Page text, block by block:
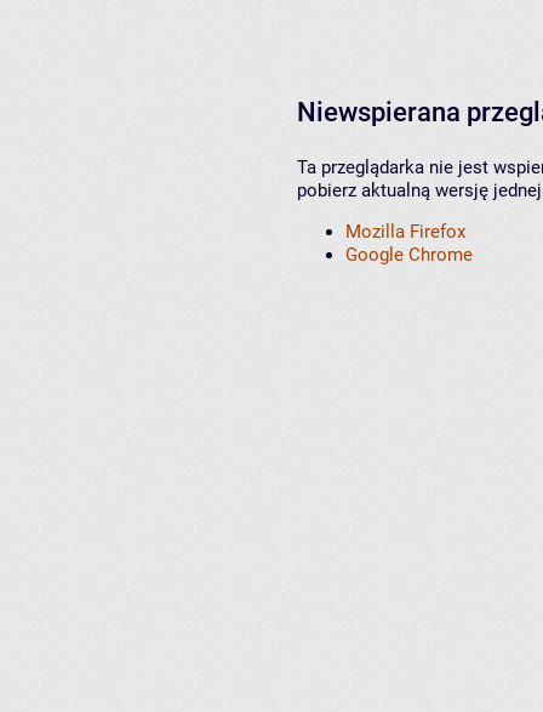
Niewspierana
Ta przeglądarka nie jest
pobierz aktualną wersję
Mozilla Firefox
Google Chrome